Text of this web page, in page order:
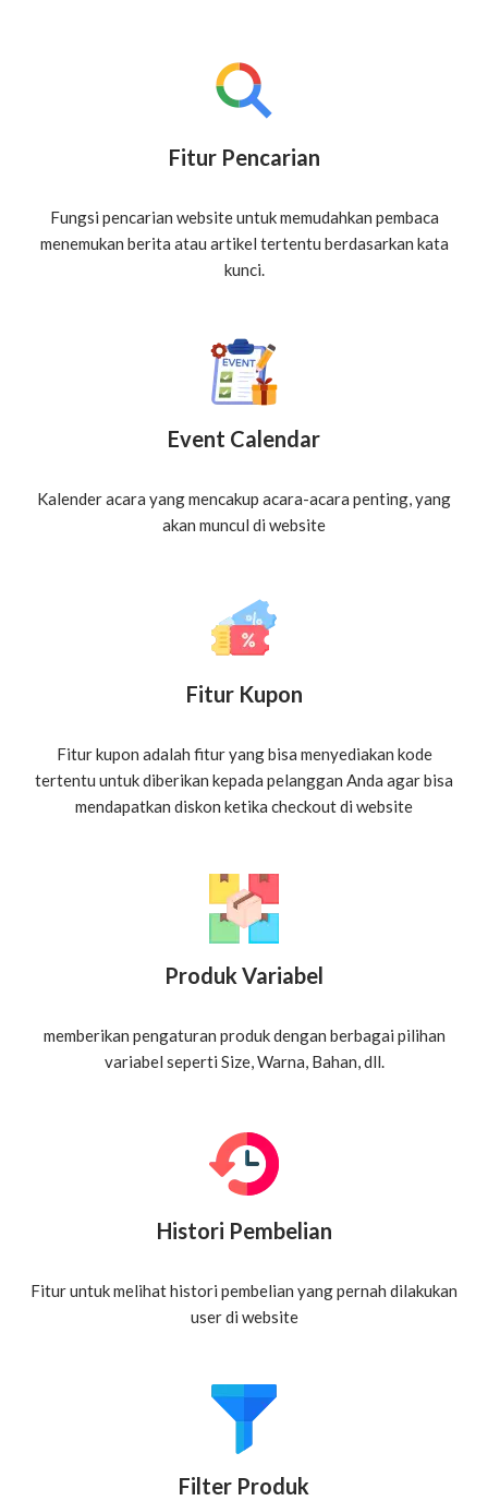
Fitur Pencarian
Fungsi pencarian website untuk memudahkan pembaca
menemukan berita atau artikel tertentu berdasarkan kata
kunci.
Event Calendar
Kalender acara yang mencakup acara-acara penting, yang
akan muncul di website
Fitur Kupon
Fitur kupon adalah fitur yang bisa menyediakan kode
tertentu untuk diberikan kepada pelanggan Anda agar bisa
mendapatkan diskon ketika checkout di website
Produk Variabel
memberikan pengaturan produk dengan berbagai pilihan
variabel seperti Size, Warna, Bahan, dll.
Histori Pembelian
Fitur untuk melihat histori pembelian yang pernah dilakukan
user di website
Filter Produk